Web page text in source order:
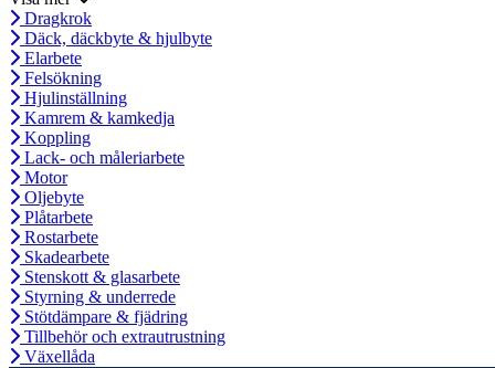
Dragkrok
Däck, däckbyte & hjulbyte
Elarbete
Felsökning
Hjulinställning
Kamrem & kamkedja
Koppling
Lack- och måleriarbete
Motor
Oljebyte
Plåtarbete
Rostarbete
Skadearbete
Stenskott & glasarbete
Styrning & underrede
Stötdämpare & fjädring
Tillbehör och extrautrustning
Växellåda